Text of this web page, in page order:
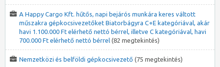
A Happy Cargo Kft. hűtős, napi bejárós munkára keres váltott
műszakra gépkocsivezetőket Biatorbágyra C+E kategóriával, akár
havi 1.100.000 Ft elérhető nettó bérrel, illetve C kategóriával, havi
700.000 Ft elérhető nettó bérrel (82 megtekintés)
Nemzetközi és belföldi gépkocsivezető (75 megtekintés)